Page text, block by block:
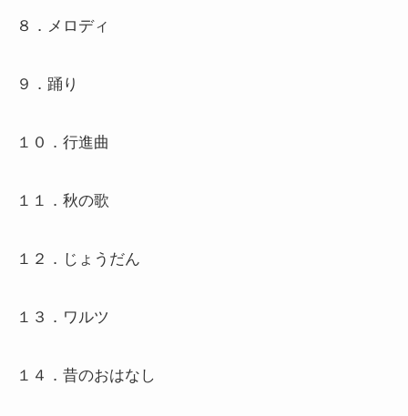
８．メロディ
９．踊り
１０．行進曲
１１．秋の歌
１２．じょうだん
１３．ワルツ
１４．昔のおはなし